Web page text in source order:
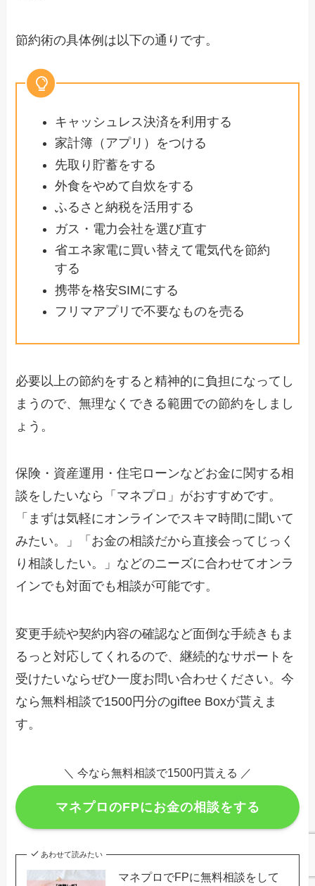
節約術の具体例は以下の通りです。
キャッシュレス決済を利用する
家計簿（アプリ）をつける
先取り貯蓄をする
外食をやめて自炊をする
ふるさと納税を活用する
ガス・電力会社を選び直す
省エネ家電に買い替えて電気代を節約
する
携帯を格安SIMにする
フリマアプリで不要なものを売る
必要以上の節約をすると精神的に負担になってし
まうので、無理なくできる範囲での節約をしまし
ょう。
保険・資産運用・住宅ローンなどお金に関する相
談をしたいなら「マネプロ」がおすすめです。
「まずは気軽にオンラインでスキマ時間に聞いて
みたい。」「お金の相談だから直接会ってじっく
り相談したい。」などのニーズに合わせてオンラ
インでも対面でも相談が可能です。
変更手続や契約内容の確認など面倒な手続きもま
るっと対応してくれるので、継続的なサポートを
受けたいならぜひ一度お問い合わせください。今
なら無料相談で1500円分のgiftee Boxが貰えま
す。
＼ 今なら無料相談で1500円貰える ／
マネプロのFPにお金の相談をする
あわせて読みたい
マネプロでFPに無料相談をして